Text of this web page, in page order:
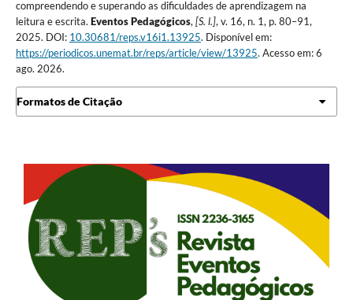
compreendendo e superando as dificuldades de aprendizagem na
leitura e escrita. Eventos Pedagógicos, [S. l.], v. 16, n. 1, p. 80–91,
2025. DOI: 10.30681/reps.v16i1.13925. Disponível em:
https://periodicos.unemat.br/reps/article/view/13925. Acesso em: 6
ago. 2026.
Formatos de Citação